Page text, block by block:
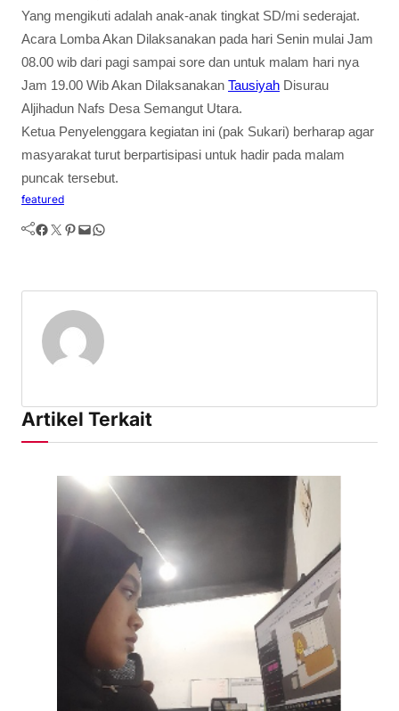
Yang mengikuti adalah anak-anak tingkat SD/mi sederajat.
Acara Lomba Akan Dilaksanakan pada hari Senin mulai Jam
08.00 wib dari pagi sampai sore dan untuk malam hari nya
Jam 19.00 Wib Akan Dilaksanakan Tausiyah Disurau
Aljihadun Nafs Desa Semangut Utara.
Ketua Penyelenggara kegiatan ini (pak Sukari) berharap agar
masyarakat turut berpartisipasi untuk hadir pada malam
puncak tersebut.
featured
Facebook Twitter Pinterest Mail WhatsApp
Artikel Terkait